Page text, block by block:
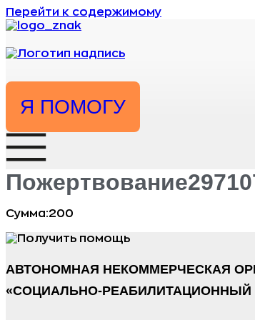
Перейти к содержимому
Я ПОМОГУ
Сумма:200
АВТОНОМНАЯ НЕКОММЕРЧЕСКАЯ
«СОЦИАЛЬНО-РЕАБИЛИТАЦИОННЫЙ